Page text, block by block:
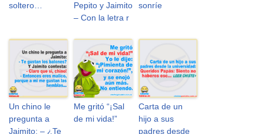
soltero…
Pepito y Jaimito
– Con la letra r
sonríe
Un chino le
pregunta a
Jaimito: – ¿Te
Me gritó “¡Sal
de mi vida!”
Carta de un
hijo a sus
padres desde